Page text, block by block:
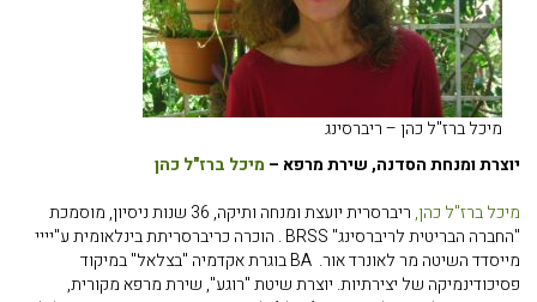
מיכל ברז"ל כהן – ריברסינג
יוצרת ומנחת הסדנה, שירת מרפא – מיכל ברז"ל כהן
מיכל ברז"ל כהן,
ריברסרית יועצת ומנחה ותיקה, 36 שנות ניסיון, מוסמכת
"החברה הבריטית לריברסינג" BRSS . הוכרה כריברסריתת בינלאומית ע"יייי
מייסדד השיטה מר לאונרד אור. BA בוגרת אקדמיה "בצלאל" במיקוד
פסיכודינמיקה של יצירתיות. יוצרת שיטת "רוגע", שירת מרפא מקורית,